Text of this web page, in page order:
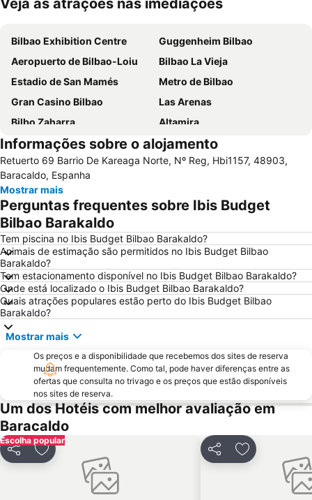
Ampliar mapa
Veja as atrações nas imediações
Bilbao Exhibition Centre
Guggenheim Bilbao
Aeropuerto de Bilbao-Loiu
Bilbao La Vieja
Estadio de San Mamés
Metro de Bilbao
Gran Casino Bilbao
Las Arenas
Bilbo Zaharra
Altamira
Passeio do Arenal
Bilbao BBK Live
San Juan de Gaztelugatxe
Zorroza
A los hermanos Tonetti
Zubiarte
Gran Vía
Ibarrekolanda
Megapark
Iglesia de la Sagrada Familia
Churruca
Abandoko Done Bikendi Martiriaren eliza
Tranvía
Uríbarri
Teatro Arriaga
Miribilla
Puebla Vieja de Castro Urdiales
Los Barcos
Umore Azoka
Arangoiti
Parque Dona Casilda
Museu de Belas Artes
Avenida Basagoiti
Algorta
Plaza de Toros Vista Alegre
Albia Gardens
Matico-Ciudad Jardín
Informações sobre o alojamento
Retuerto 69 Barrio De Kareaga Norte, Nº Reg, Hbi1157, 48903,
Baracaldo, Espanha
Mostrar mais
Perguntas frequentes sobre Ibis Budget
Bilbao Barakaldo
Tem piscina no Ibis Budget Bilbao Barakaldo?
Animais de estimação são permitidos no Ibis Budget Bilbao
Barakaldo?
Tem estacionamento disponível no Ibis Budget Bilbao Barakaldo?
Onde está localizado o Ibis Budget Bilbao Barakaldo?
Quais atrações populares estão perto do Ibis Budget Bilbao
Barakaldo?
Mostrar mais
Os preços e a disponibilidade que recebemos dos sites de reserva
mudam frequentemente. Como tal, pode haver diferenças entre as
ofertas que consulta no trivago e os preços que estão disponíveis
nos sites de reserva.
Um dos Hotéis com melhor avaliação em
Baracaldo
Escolha popular
PartilharAdicionar aos favoritos PartilharAdicionar